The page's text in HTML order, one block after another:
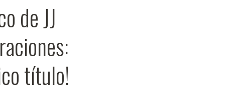
de JJ
título!